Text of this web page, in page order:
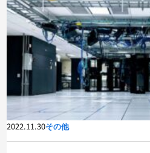
2022.11.30その他